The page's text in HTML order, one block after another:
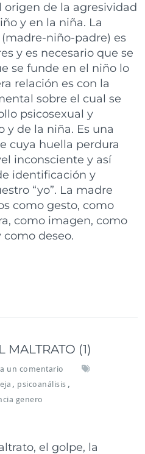
de la agresividad
y en la niña. La
niño-padre) es
y es necesario que se
se funde en el niño lo
relación es con la
sobre el cual se
psicosexual y
y de la niña. Es una
cuya huella perdura
inconsciente y así
identificación y
“yo”. La madre
como gesto, como
como imagen, como
deseo.
MALTRATO (1)
un comentario
, psicoanálisis ,
genero
el golpe, la